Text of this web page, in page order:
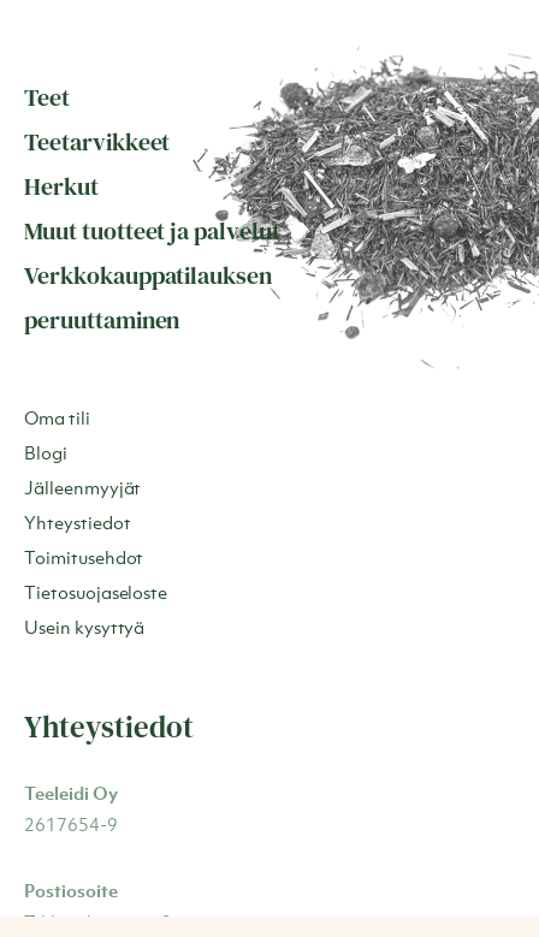
Teet
Teetarvikkeet
Herkut
Muut tuotteet ja palvelut
Verkkokauppatilauksen
peruuttaminen
Oma tili
Blogi
Jälleenmyyjät
Yhteystiedot
Toimitusehdot
Tietosuojaseloste
Usein kysyttyä
Yhteystiedot
Teeleidi Oy
2617654-9
Postiosoite